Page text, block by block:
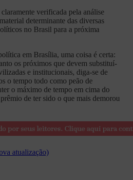
verificada pela análise
determinante das diversas
no Brasil para a próxima
em Brasília, uma coisa é certa:
os próximos que devem substituí-
e institucionais, diga-se de
o tempo todo como peão de
o máximo de tempo em cima do
de ter sido o que mais demorou
atualização)